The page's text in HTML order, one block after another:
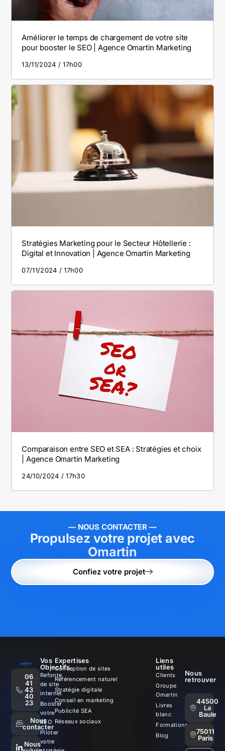
Améliorer le temps de chargement de votre site
pour booster le SEO | Agence Omartin Marketing
13/11/2024 17h00
Stratégies Marketing pour le Secteur Hôtellerie :
Digital et Innovation | Agence Omartin Marketing
07/11/2024 17h00
Comparaison entre SEO et SEA : Stratégies et choix
| Agence Omartin Marketing
24/10/2024 17h30
— NOUS CONTACTER —
Propulsez votre projet avec
Omartin
Confiez votre projet
06
41
43
40
23
Nous
contacter
Nous
Vos
Objectifs
Refonte
de site
internet
Booster
votre
SEO
Piloter
votre
Expertises
Conception de sites
Référencement naturel
Stratégie digitale
Conseil en marketing
Publicité SEA
Réseaux sociaux
Liens
utiles
Clients
Groupe
Omartin
Livres
blanc
Formations
Blog
Nous
retrouver
44500
La
Baule
75011
Paris